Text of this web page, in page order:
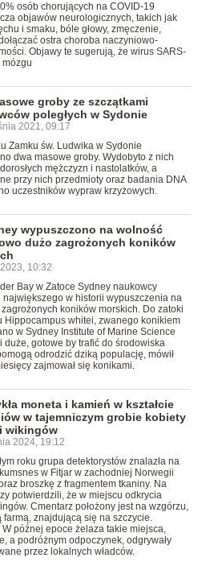
osób chorujących na COVID-19
objawów neurologicznych, takich jak
i smaku, bóle głowy, zmęczenie,
ostra choroba naczyniowo-
Objawy te sugerują, że wirus SARS-
groby ze szczątkami
poległych w Sydonie
2021, 09:17
Zamku św. Ludwika w Sydonie
dwa masowe groby. Wydobyto z nich
mężczyzn i nastolatków, a
przy nich przedmioty oraz badania DNA
uczestników wypraw krzyżowych.
wypuszczono na wolność
dużo zagrożonych koników
10:32
Bay w Zatoce Sydney naukowcy
największego w historii wypuszczenia na
koników morskich. Do zatoki
Hippocampus whitei, zwanego konikiem
w Sydney Institute of Marine Science
duże, gotowe by trafić do środowiska
odrodzić dziką populację, mówił
zajmował się konikami.
moneta i kamień w kształcie
w tajemniczym grobie kobiety
wikingów
2024, 19:12
roku grupa detektorystów znalazła na
w Fitjar w zachodniej Norwegii
broszkę z fragmentem tkaniny. Na
potwierdzili, że w miejscu odkrycia
Cmentarz położony jest na wzgórzu,
znajdującą się na szczycie.
późnej epoce żelaza takie miejsca,
a podróżnym odpoczynek, odgrywały
przez lokalnych władców.